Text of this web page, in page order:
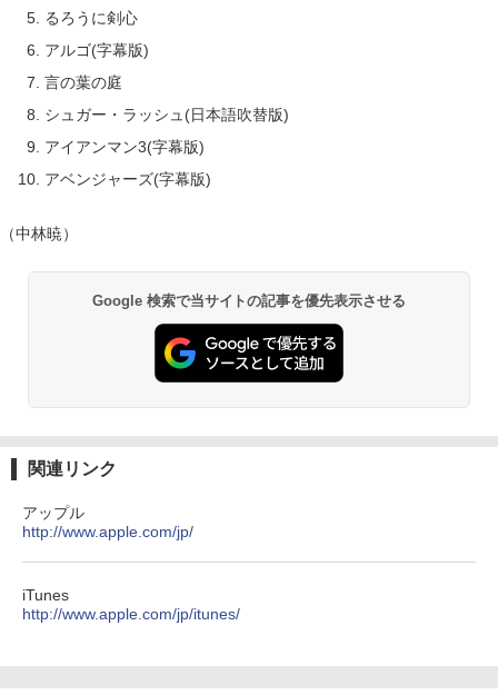
るろうに剣心
アルゴ(字幕版)
言の葉の庭
シュガー・ラッシュ(日本語吹替版)
アイアンマン3(字幕版)
アベンジャーズ(字幕版)
（中林暁）
Google 検索で当サイトの記事を優先表示させる
関連リンク
アップル
http://www.apple.com/jp/
iTunes
http://www.apple.com/jp/itunes/